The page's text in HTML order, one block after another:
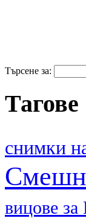
Търсене за:
Тагове
cнимки
вицове